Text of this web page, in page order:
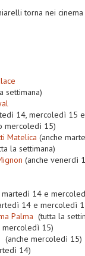
torna nei
settimana)
14, mercoledì 15
mercoledì 15)
Matelica (anche
la settimana)
(anche venerdì
martedì 14 e
14 e mercoledì
Palma (tutta la
mercoledì 15)
(anche mercoledì 15)
14)